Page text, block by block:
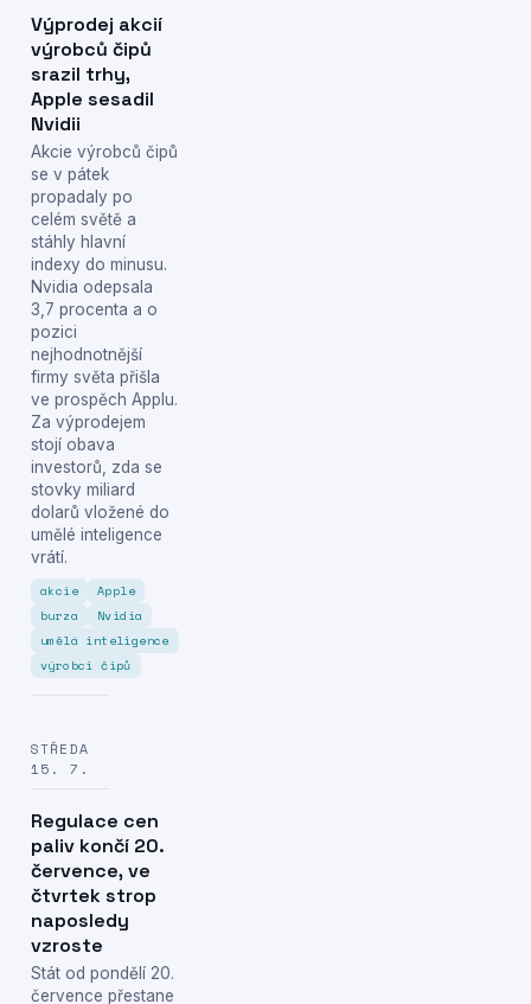
Výprodej akcií
výrobců čipů
srazil trhy,
Apple sesadil
Nvidii
Akcie výrobců čipů
se v pátek
propadaly po
celém světě a
stáhly hlavní
indexy do minusu.
Nvidia odepsala
3,7 procenta a o
pozici
nejhodnotnější
firmy světa přišla
ve prospěch Applu.
Za výprodejem
stojí obava
investorů, zda se
stovky miliard
dolarů vložené do
umělé inteligence
vrátí.
akcie
Apple
burza
Nvidia
umělá inteligence
výrobci čipů
STŘEDA
15. 7.
Regulace cen
paliv končí 20.
července, ve
čtvrtek strop
naposledy
vzroste
Stát od pondělí 20.
července přestane